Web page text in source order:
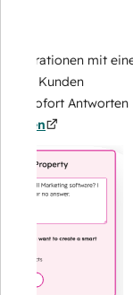
mit einem
Kunden
Antworten